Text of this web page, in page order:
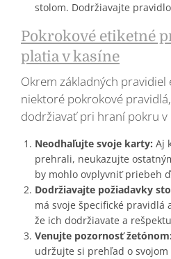
stolom. Dodržiavajte
Pokrokové etiketné
platia v kasíne
Okrem základných pravidiel
niektoré pokrokové
dodržiavať pri hraní pokru v
Neodhaľujte svoje karty: Aj
prehrali, neukazujte
by mohlo ovplyvniť priebeh
Dodržiavajte požiadavky
má svoje špecifické pravidlá
že ich dodržiavate a
Venujte pozornosť žetónom:
udržujte si prehľad o svojom